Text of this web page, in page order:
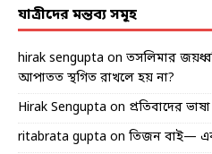
যাত্রীদের মন্তব্য সমূহ
hirak sengupta on তসলিমার
আপাতত স্থগিত রাখলে হয় না?
Hirak Sengupta on প্রতিবাদের ভাষা
ritabrata gupta on তিজন বাই— এক